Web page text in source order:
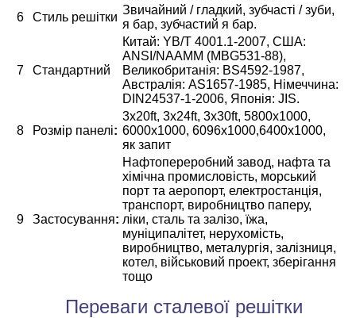
6
Стиль решітки
Звичайний / гладкий, зубчасті / зуби,
я бар, зубчастий я бар.
7 Стандартний
Китай: YB/T 4001.1-2007, США:
ANSI/NAAMM (MBG531-88),
Великобританія: BS4592-1987,
Австралія: AS1657-1985, Німеччина:
DIN24537-1-2006, Японія: JIS.
8 Розмір панелі:
3x20ft, 3x24ft, 3x30ft, 5800x1000,
6000x1000, 6096x1000,6400x1000,
як запит
9 Застосування:
Нафтопереробний завод, нафта та
хімічна промисловість, морський
порт та аеропорт, електростанція,
транспорт, виробництво паперу,
ліки, сталь та залізо, їжа,
муніципалітет, нерухомість,
виробництво, металургія, залізниця,
котел, військовий проект, зберігання
тощо
Переваги сталевої решітки